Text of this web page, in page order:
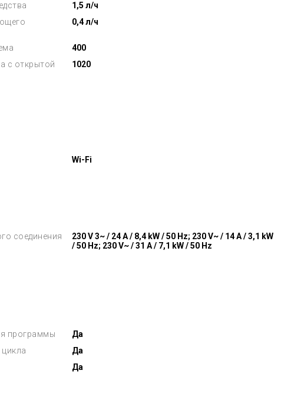
1,5 л/ч
0,4 л/ч
400
с открытой
1020
Wi-Fi
соединения
230 V 3~ / 24 A / 8,4 kW / 50 Hz; 230 V~ / 14 A / 3,1 kW
/ 50 Hz; 230 V~ / 31 A / 7,1 kW / 50 Hz
программы
Да
Да
Да